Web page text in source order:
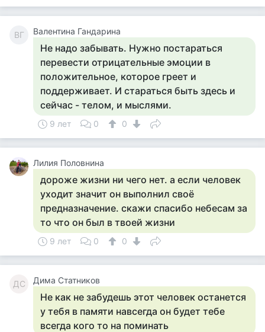
ВГ Валентина Гандарина
Не надо забывать. Нужно постараться
перевести отрицательные эмоции в
положительное, которое греет и
поддерживает. И стараться быть здесь и
сейчас - телом, и мыслями.
9 лет 0 0
Лилия Половнина
дороже жизни ни чего нет. а если человек
уходит значит он выполнил своё
предназначение. скажи спасибо небесам за
то что он был в твоей жизни
9 лет 0 0
ДС Дима Статников
Не как не забудешь этот человек останется
у тебя в памяти навсегда он будет тебе
всегда кого то на поминать